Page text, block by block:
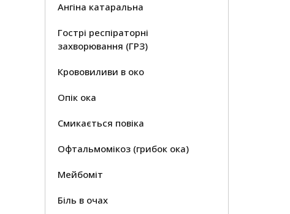
Ангіна катаральна
Гострі респіраторні
захворювання (ГРЗ)
Крововиливи в око
Опік ока
Смикається повіка
Офтальмомікоз (грибок ока)
Мейбоміт
Біль в очах